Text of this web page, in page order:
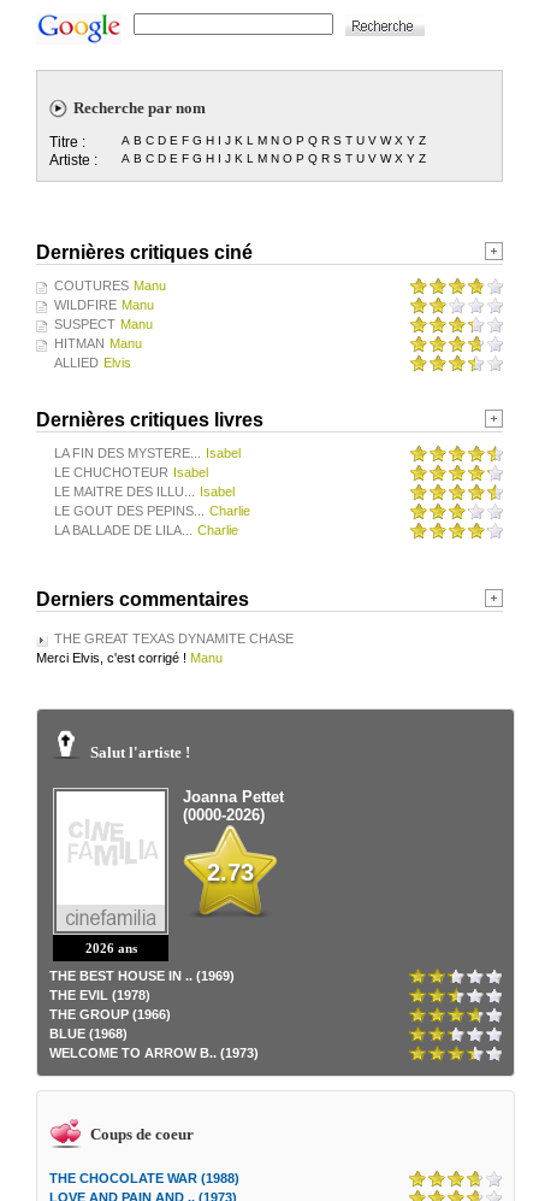
Recherche par nom
Titre : A B C D E F G H I J K L M N O P Q R S T U V W X Y Z
Artiste : A B C D E F G H I J K L M N O P Q R S T U V W X Y Z
Dernières critiques ciné
COUTURES Manu
WILDFIRE Manu
SUSPECT Manu
HITMAN Manu
ALLIED Elvis
Dernières critiques livres
LA FIN DES MYSTERE...
Isabel
LE CHUCHOTEUR Isabel
LE MAITRE DES ILLU...
Isabel
LE GOUT DES PEPINS...
Charlie
LA BALLADE DE LILA...
Charlie
Derniers commentaires
THE GREAT TEXAS DYNAMITE CHASE
Merci Elvis, c'est corrigé ! Manu
Salut l'artiste !
2026 ans
Joanna Pettet
(0000-2026)
2.73
THE BEST HOUSE IN .. (1969)
THE EVIL (1978)
THE GROUP (1966)
BLUE (1968)
WELCOME TO ARROW B.. (1973)
Coups de coeur
THE CHOCOLATE WAR (1988)
LOVE AND PAIN AND .. (1973)